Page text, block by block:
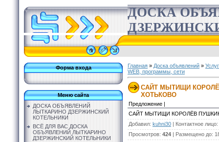
ДОСКА
Форма входа
Меню сайта
ДОСКА ОБЪЯВЛЕНИЙ
ЛЫТКАРИНО ДЗЕРЖИНСКИЙ
КОТЕЛЬНИКИ
ВСЁ ДЛЯ ВАС ДОСКА
ОБЪЯВЛЕНИЙ ЛЫТКАРИНО
ДЗЕРЖИНСКИЙ КОТЕЛЬНИКИ
Главная » Доска объявлений »
WEB, программы, сети
САЙТ МЫТИЩИ
ХОТЬКОВО
Предложение |
САЙТ МЫТИЩИ КОРОЛЁВ
Добавил: kuhni30 | Контактное лицо:
Просмотров: 424 | Размещено до: